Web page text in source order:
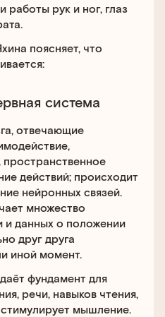
рук и ног, глаз
поясняет, что
система
отвечающие
действий; происходит
нейронных связей.
множество
и данных о положении
друг друга
иной момент.
фундамент для
речи, навыков чтения,
мышление.